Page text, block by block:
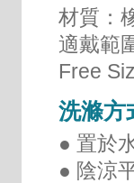
材質：
適戴範
Free
洗滌方
● 置於
● 陰涼